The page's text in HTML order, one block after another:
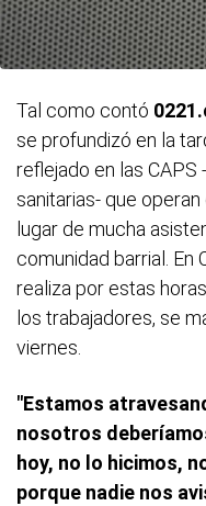
Tal como contó
se profundizó en la
reflejado en las
sanitarias- que
lugar de mucha
comunidad barrial. En
realiza por estas
los trabajadores, se
viernes.
"Estamos
nosotros
hoy, no lo hicimos,
porque nadie nos